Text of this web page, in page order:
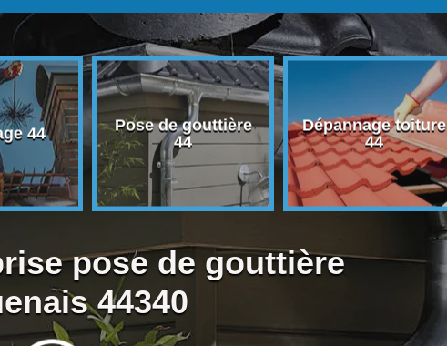
44
Pose de gouttière
44
Dépannage toiture
44
pose de gouttière
44340